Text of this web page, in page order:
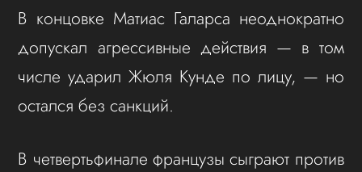
В концовке Матиас Галарса неоднократно
допускал агрессивные действия — в том
числе ударил Жюля Кунде по лицу, — но
остался без санкций.
В четвертьфинале французы сыграют против